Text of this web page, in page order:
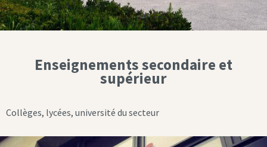
Enseignements secondaire et
supérieur
Collèges, lycées, université du secteur